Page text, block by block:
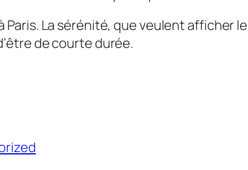
La sérénité, que veulent afficher
de courte durée.